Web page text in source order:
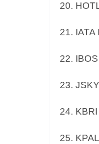
20.
21.
22.
23.
24.
25.